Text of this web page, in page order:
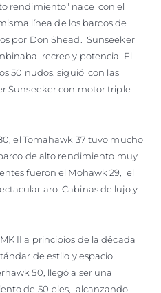
rendimiento" nace con el
línea de los barcos de
por Don Shead. Sunseeker
recreo y potencia. El
50 nudos, siguió con las
Sunseeker con motor triple
el Tomahawk 37 tuvo mucho
de alto rendimiento muy
fueron el Mohawk 29, el
aro. Cabinas de lujo y
II a principios de la década
de estilo y espacio.
50, llegó a ser una
de 50 pies, alcanzando